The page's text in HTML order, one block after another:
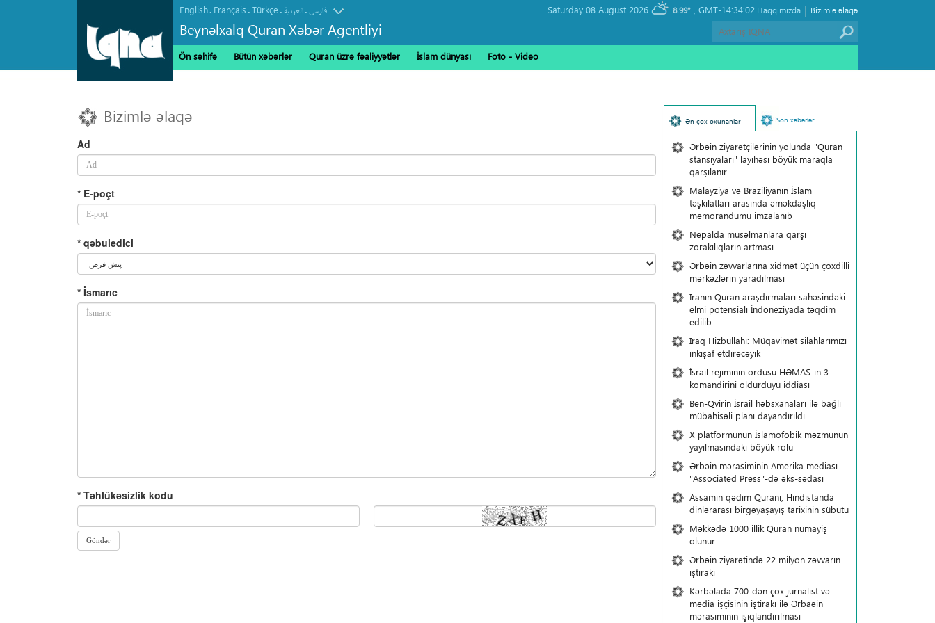
English. Français.Türkçe. العربیة.فارسی
Beynəlxalq Quran Xəbər Agentliyi
GMT-14:34:02
8.99° Bizimlə əlaqə
|
Haqqımızda
Ön səhifə Bütün xəbərlər Quran üzrə fəaliyyətlər İslam dünyası Foto - Video
Bizimlə əlaqə
Ad
* E-poçt
* qəbuledici
* İsmarıc
* Təhlükəsizlik kodu
Ən çox oxunanlar Son xəbərlər
Ərbəin ziyarətçilərinin yolunda "Quran
stansiyaları" layihəsi böyük maraqla
qarşılanır
Malayziya və Braziliyanın İslam
təşkilatları arasında əməkdaşlıq
memorandumu imzalanıb
Nepalda müsəlmanlara qarşı
zorakılıqların artması
Ərbəin zəvvarlarına xidmət üçün çoxdilli
mərkəzlərin yaradılması
İranın Quran araşdırmaları sahəsindəki
elmi potensialı İndoneziyada təqdim
edilib.
İraq Hizbullahı: Müqavimət silahlarımızı
inkişaf etdirəcəyik
İsrail rejiminin ordusu HƏMAS-ın 3
komandirini öldürdüyü iddiası
Ben-Qvirin İsrail həbsxanaları ilə bağlı
mübahisəli planı dayandırıldı
X platformunun İslamofobik məzmunun
yayılmasındakı böyük rolu
Ərbəin mərasiminin Amerika mediası
"Associated Press"-də əks-sədası
Assamın qədim Quranı; Hindistanda
dinlərarası birgəyaşayış tarixinin sübutu
Məkkədə 1000 illik Quran nümayiş
olunur
Ərbəin ziyarətində 22 milyon zəvvarın
iştirakı
Kərbəlada 700-dən çox jurnalist və
media işçisinin iştirakı ilə Ərbaəin
mərasiminin işıqlandırılması